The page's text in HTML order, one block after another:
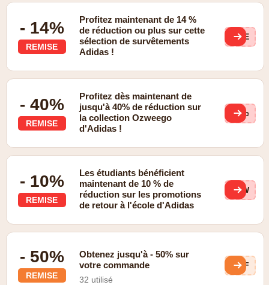
- 14%
REMISE
Profitez maintenant de 14 %
de réduction ou plus sur cette
sélection de survêtements
Adidas !
QnE
- 40%
REMISE
Profitez dès maintenant de
jusqu'à 40% de réduction sur
la collection Ozweego
d'Adidas !
lgc
- 10%
REMISE
Les étudiants bénéficient
maintenant de 10 % de
réduction sur les promotions
de retour à l'école d'Adidas
ZBW
- 50%
REMISE
Obtenez jusqu'à - 50% sur
votre commande
32 utilisé
u1F